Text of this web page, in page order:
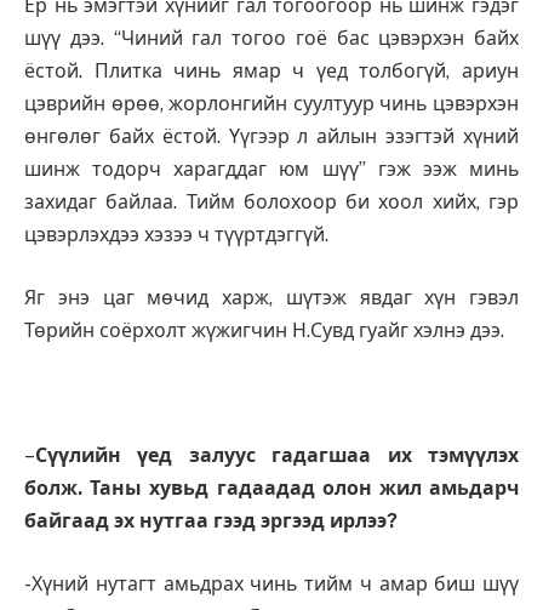
Ер нь эмэгтэй хүнийг гал тогоогоор нь шинж гэдэг
шүү дээ. “Чиний гал тогоо гоё бас цэвэрхэн байх
ёстой. Плитка чинь ямар ч үед толбогүй, ариун
цэврийн өрөө, жорлонгийн суултуур чинь цэвэрхэн
өнгөлөг байх ёстой. Үүгээр л айлын эзэгтэй хүний
шинж тодорч харагддаг юм шүү” гэж ээж минь
захидаг байлаа. Тийм болохоор би хоол хийх, гэр
цэвэрлэхдээ хэзээ ч түүртдэггүй.
Яг энэ цаг мөчид харж, шүтэж явдаг хүн гэвэл
Төрийн соёрхолт жүжигчин Н.Сувд гуайг хэлнэ дээ.
–Сүүлийн үед залуус гадагшаа их тэмүүлэх
болж. Таны хувьд гадаадад олон жил амьдарч
байгаад эх нутгаа гээд эргээд ирлээ?
-Хүний нутагт амьдрах чинь тийм ч амар биш шүү